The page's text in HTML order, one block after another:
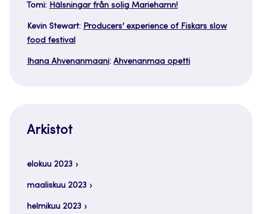
Tomi: Hälsningar från solig Mariehamn!
Kevin Stewart: Producers’ experience of Fiskars slow
food festival
Ihana Ahvenanmaani: Ahvenanmaa opetti
Arkistot
elokuu 2023
maaliskuu 2023
helmikuu 2023